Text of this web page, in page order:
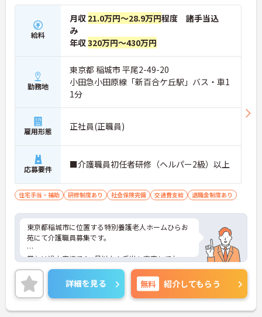
給料
月収 21.0万円～28.9万円程度 諸手当込
み
年収320万円～430万円
勤務地
東京都 稲城市 平尾2-49-20
小田急小田原線「新百合ケ丘駅」バス・車1
1分
雇用形態 正社員(正職員)
応募要件 ■介護職員初任者研修（ヘルパー2級）以上
住宅手当・補助 研修制度あり 社会保険完備 交通費支給 退職金制度あり
東京都稲城市に位置する特別養護老人ホームひらお
苑にて介護職員募集です。
賞与は過去実績で4ヶ月以上！手当も充実してお
り、ライフステージに合わせて長く働くことができ
る環境です。
ご興味ある方には、面接対策ポイントなど、さらに
詳細をお話しいたしますのでお気軽にご相談くださ
詳細を見る 無料 紹介してもらう